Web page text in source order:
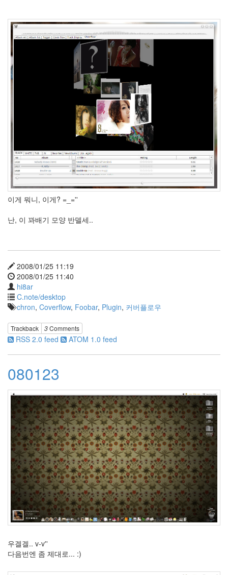
이게 뭐니, 이게? =_=''
난, 이 꽈배기 모양 반델세..
2008/01/25 11:19
2008/01/25 11:40
hi8ar
C.note/desktop
chron, Coverflow, Foobar, Plugin, 커버플로우
Trackback 3Comments
RSS 2.0 feed ATOM 1.0 feed
080123
우겔겔.. v-v''
다음번엔 좀 제대로... :)
hi8ar
아
블
로
녕
by
월
의
드
라
브..
hi8ar
외
계
어..
2
by
hi8ar
흠..
Pin
2
hi8ar
부
왘..
드
디
어
시
작..
hi8ar
Doubt,
2008
2
by
hi8ar